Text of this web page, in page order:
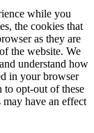
while you
the cookies that
as they are
the website. We
understand how
in your browser
to opt-out of these
have an effect